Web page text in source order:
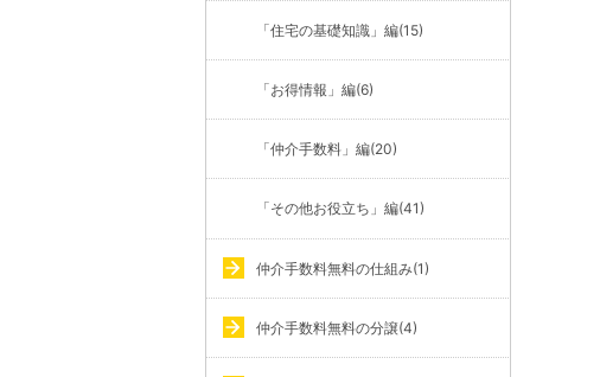
「住宅の基礎知識」編(15)
「お得情報」編(6)
「仲介手数料」編(20)
「その他お役立ち」編(41)
仲介手数料無料の仕組み(1)
仲介手数料無料の分譲(4)